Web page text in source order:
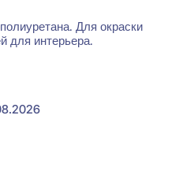
51x544x785
Для окраски
для интерьера.